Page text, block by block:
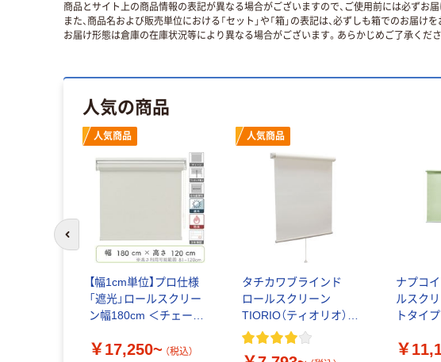
商品とサイト上の商品情報の表記が異なる場合がございますので、ご使用前には必ずお
また、商品名および販売単位における「セット」や「箱」の表記は、必ずしも箱でのお届け
お届け形態は倉庫の在庫状況等により異なる場合がございます。あらかじめご了承くださ
人気の商品
人気商品
【幅1cm単位】プロ仕様
「遮光」ロールスクリー
ン幅180cm ＜チェーン
￥17,250~ （税込）
人気商品
タチカワブラインド
ロールスクリーン
TIORIO（ティオリオ）
幅600mm
ナプコ
ルスク
トタイ
1900mm
￥
前のスライドへ